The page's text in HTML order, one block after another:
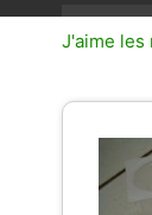
J'aime les